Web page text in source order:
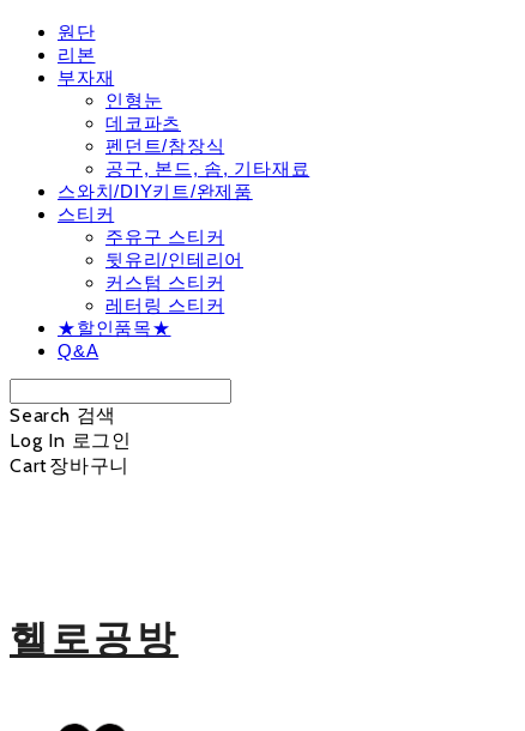
원단
리본
부자재
인형눈
데코파츠
펜던트/참장식
공구, 본드, 솜, 기타재료
스와치/DIY키트/완제품
스티커
주유구 스티커
뒷유리/인테리어
커스텀 스티커
레터링 스티커
★할인품목★
Q&A
Search 검색
Log In 로그인
Cart장바구니
헬로공방